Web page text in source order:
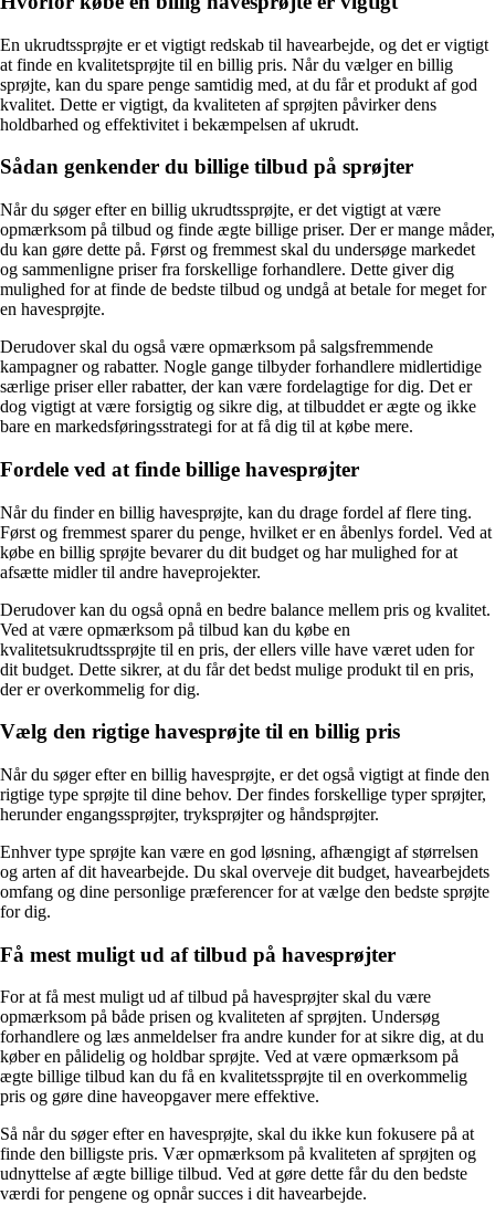
En ukrudtssprøjte er et vigtigt redskab til havearbejde, og det er vigtigt
at finde en kvalitetsprøjte til en billig pris. Når du vælger en billig
sprøjte, kan du spare penge samtidig med, at du får et produkt af god
kvalitet. Dette er vigtigt, da kvaliteten af sprøjten påvirker dens
holdbarhed og effektivitet i bekæmpelsen af ​​ukrudt.
Sådan genkender du billige tilbud på sprøjter
Når du søger efter en billig ukrudtssprøjte, er det vigtigt at være
opmærksom på tilbud og finde ægte billige priser. Der er mange måder,
du kan gøre dette på. Først og fremmest skal du undersøge markedet
og sammenligne priser fra forskellige forhandlere. Dette giver dig
mulighed for at finde de bedste tilbud og undgå at betale for meget for
en havesprøjte.
Derudover skal du også være opmærksom på salgsfremmende
kampagner og rabatter. Nogle gange tilbyder forhandlere midlertidige
særlige priser eller rabatter, der kan være fordelagtige for dig. Det er
dog vigtigt at være forsigtig og sikre dig, at tilbuddet er ægte og ikke
bare en markedsføringsstrategi for at få dig til at købe mere.
Fordele ved at finde billige havesprøjter
Når du finder en billig havesprøjte, kan du drage fordel af flere ting.
Først og fremmest sparer du penge, hvilket er en åbenlys fordel. Ved at
købe en billig sprøjte bevarer du dit budget og har mulighed for at
afsætte midler til andre haveprojekter.
Derudover kan du også opnå en bedre balance mellem pris og kvalitet.
Ved at være opmærksom på tilbud kan du købe en
kvalitetsukrudtssprøjte til en pris, der ellers ville have været uden for
dit budget. Dette sikrer, at du får det bedst mulige produkt til en pris,
der er overkommelig for dig.
Vælg den rigtige havesprøjte til en billig pris
Når du søger efter en billig havesprøjte, er det også vigtigt at finde den
rigtige type sprøjte til dine behov. Der findes forskellige typer sprøjter,
herunder engangssprøjter, tryksprøjter og håndsprøjter.
Enhver type sprøjte kan være en god løsning, afhængigt af størrelsen
og arten af ​​dit havearbejde. Du skal overveje dit budget, havearbejdets
omfang og dine personlige præferencer for at vælge den bedste sprøjte
for dig.
Få mest muligt ud af tilbud på havesprøjter
For at få mest muligt ud af tilbud på havesprøjter skal du være
opmærksom på både prisen og kvaliteten af sprøjten. Undersøg
forhandlere og læs anmeldelser fra andre kunder for at sikre dig, at du
køber en pålidelig og holdbar sprøjte. Ved at være opmærksom på
ægte billige tilbud kan du få en kvalitetssprøjte til en overkommelig
pris og gøre dine haveopgaver mere effektive.
Så når du søger efter en havesprøjte, skal du ikke kun fokusere på at
finde den billigste pris. Vær opmærksom på kvaliteten af sprøjten og
udnyttelse af ægte billige tilbud. Ved at gøre dette får du den bedste
værdi for pengene og opnår succes i dit havearbejde.